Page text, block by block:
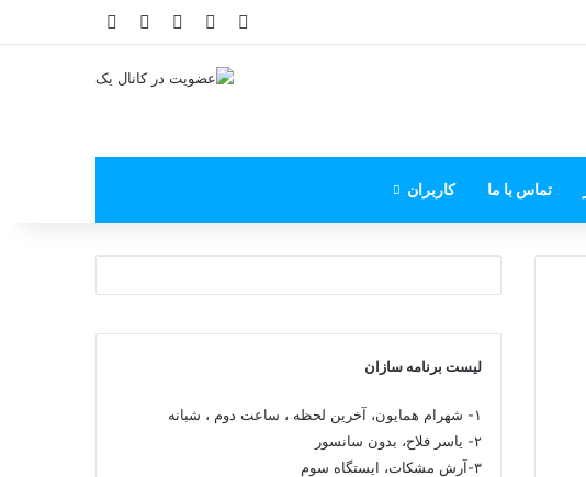
فیس بوک یوتیوب اینستاگرام
تماس با ما کاربران
لیست برنامه سازان
۱- شهرام همایون، آخرین لحظه ، ساعت دوم ، شبانه
۲- یاسر فلاح، بدون سانسور
۳-آرش مشکات، ایستگاه سوم